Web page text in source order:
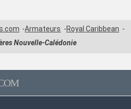
Armateurs
Royal Caribbean
Nouvelle-Calédonie